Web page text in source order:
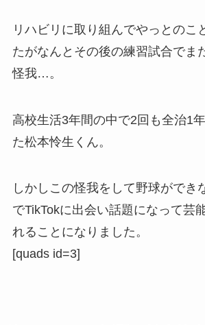
リハビリに取り組んでやっとのこ
たがなんとその後の練習試合でま
怪我…。
高校生活3年間の中で2回も全治1
た松本怜生くん。
しかしこの怪我をして野球ができ
でTikTokに出会い話題になって芸
れることになりました。
[quads id=3]